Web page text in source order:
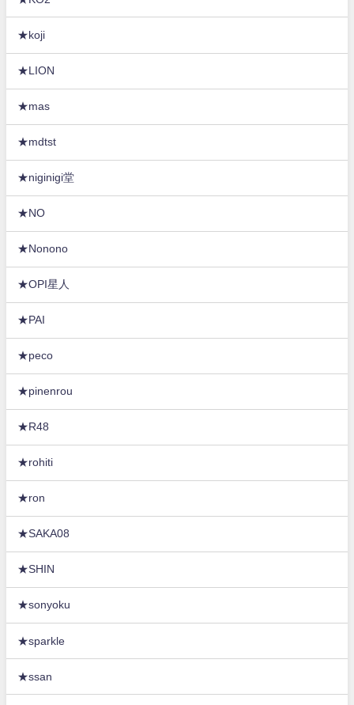
★koji
★LION
★mas
★mdtst
★niginigi堂
★NO
★Nonono
★OPI星人
★PAI
★peco
★pinenrou
★R48
★rohiti
★ron
★SAKA08
★SHIN
★sonyoku
★sparkle
★ssan